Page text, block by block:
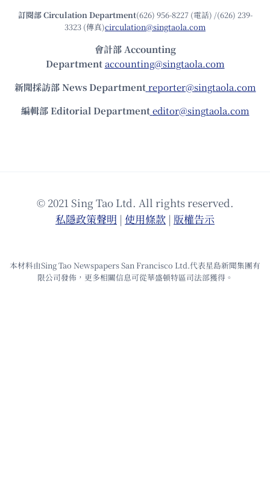
訂閱部 Circulation Department(626) 956-8227 (電話) /(626) 239-
3323 (傳真)circulation@singtaola.com
會計部 Accounting
Department accounting@singtaola.com
新聞採訪部 News Department reporter@singtaola.com
編輯部 Editorial Department editor@singtaola.com
© 2021 Sing Tao Ltd. All rights reserved.
私隱政策聲明 | 使⽤條款 | 版權告⽰
本材料由Sing Tao Newspapers San Francisco Ltd.代表星島新聞集團有
限公司發佈，更多相關信息可從華盛頓特區司法部獲得。